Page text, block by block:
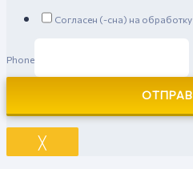
Согласен (-сна) на
Phone
╳